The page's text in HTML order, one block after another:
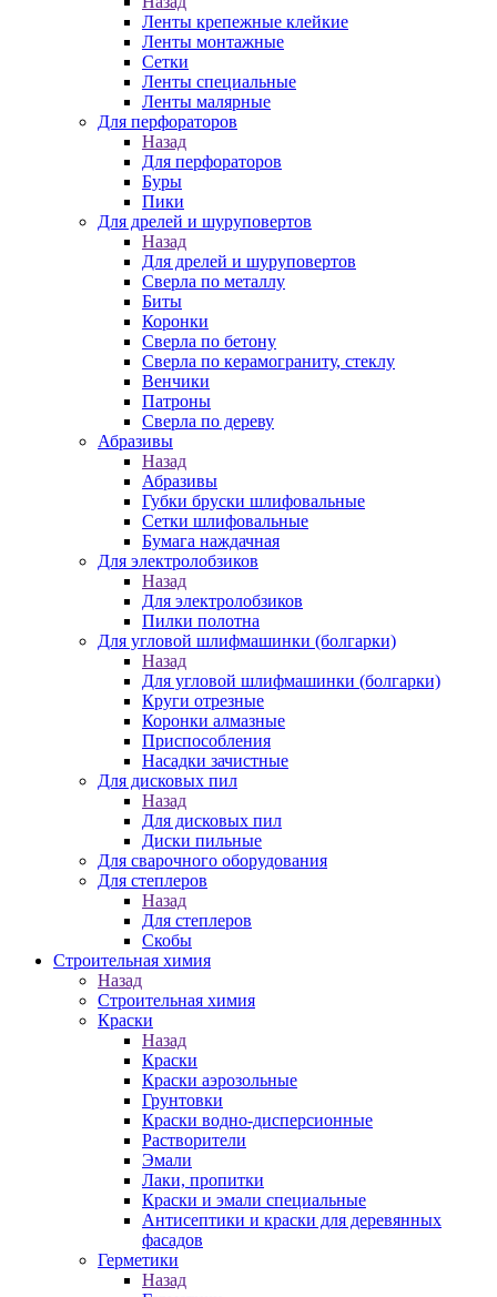
Ленты крепежные клейкие
Ленты монтажные
Сетки
Ленты специальные
Ленты малярные
Для перфораторов
Назад
Для перфораторов
Буры
Пики
Для дрелей и шуруповертов
Назад
Для дрелей и шуруповертов
Сверла по металлу
Биты
Коронки
Сверла по бетону
Сверла по керамограниту, стеклу
Венчики
Патроны
Сверла по дереву
Абразивы
Назад
Абразивы
Губки бруски шлифовальные
Сетки шлифовальные
Бумага наждачная
Для электролобзиков
Назад
Для электролобзиков
Пилки полотна
Для угловой шлифмашинки (болгарки)
Назад
Для угловой шлифмашинки (болгарки)
Круги отрезные
Коронки алмазные
Приспособления
Насадки зачистные
Для дисковых пил
Назад
Для дисковых пил
Диски пильные
Для сварочного оборудования
Для степлеров
Назад
Для степлеров
Скобы
Строительная химия
Назад
Строительная химия
Краски
Назад
Краски
Краски аэрозольные
Грунтовки
Краски водно-дисперсионные
Растворители
Эмали
Лаки, пропитки
Краски и эмали специальные
Антисептики и краски для деревянных
фасадов
Герметики
Назад